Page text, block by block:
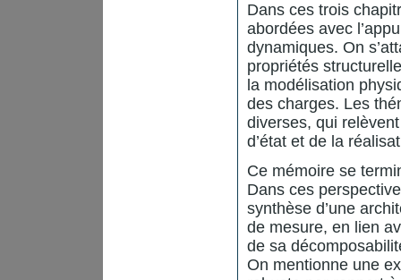
Dans ces trois
abordées avec
dynamiques. On
propriétés
la modélisation
des charges. Les
diverses, qui
d’état et de la
Ce mémoire se
Dans ces
synthèse d’une
de mesure, en lien
de sa
On mentionne une